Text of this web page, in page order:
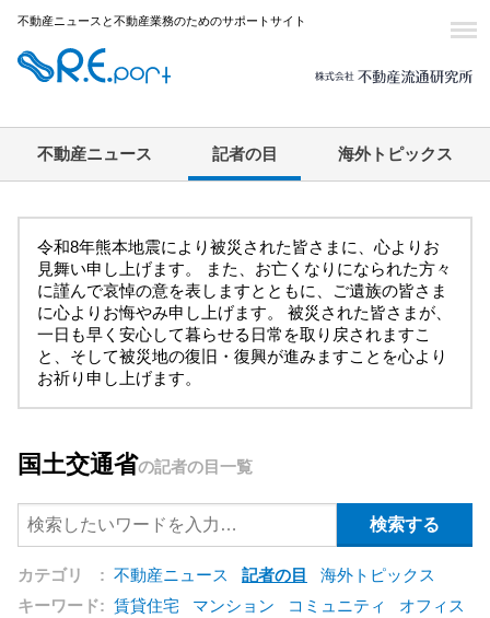
不動産ニュースと不動産業務のためのサポートサイト
不動産ニュース 記者の目 海外トピックス
令和8年熊本地震により被災された皆さまに、心よりお
見舞い申し上げます。 また、お亡くなりになられた方々
に謹んで哀悼の意を表しますとともに、ご遺族の皆さま
に心よりお悔やみ申し上げます。 被災された皆さまが、
一日も早く安心して暮らせる日常を取り戻されますこ
と、そして被災地の復旧・復興が進みますことを心より
お祈り申し上げます。
国土交通省の記者の目一覧
カテゴリ : 不動産ニュース 記者の目
海外トピックス
キーワード: 賃貸住宅 マンション コミュニティ
オフィス